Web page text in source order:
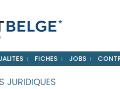
FICHES JOBS
JURIDIQUES